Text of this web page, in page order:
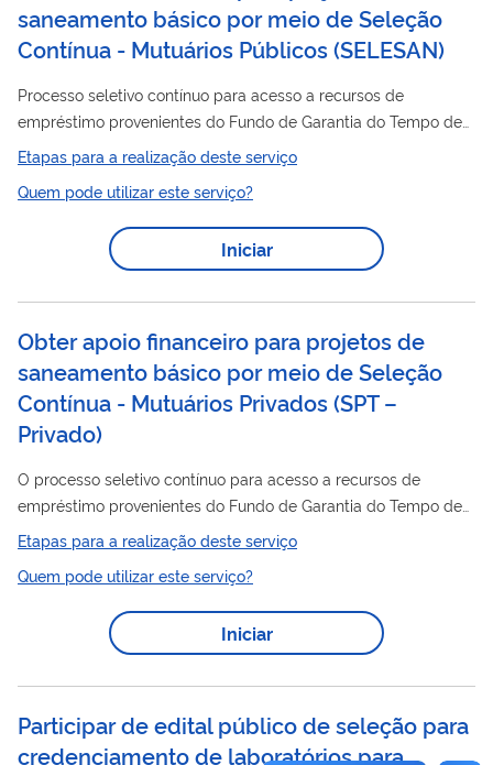
saneamento básico por meio de Seleção
Contínua - Mutuários Públicos(SELESAN)
Processo seletivo contínuo para acesso a recursos de
empréstimo provenientes do Fundo de Garantia do Tempo de
Serviço (FGTS), destinado a empreendimentos, planos ou
projetos em saneamento básico, regulamentado pela
Instrução Normativa nº 30/2022 e pela Instrução Normativa
MCidades nº 39/2012 . Mais informações disponíveis na página
do Ministério das Cidades .
Etapas para a realização deste serviço
Quem pode utilizar este serviço?
Iniciar
Obter apoio financeiro para projetos de
saneamento básico por meio de Seleção
Contínua - Mutuários Privados(SPT –
Privado)
O processo seletivo contínuo para acesso a recursos de
empréstimo provenientes do Fundo de Garantia do Tempo de
Serviço (FGTS), visa implementar ações em saneamento básico
no âmbito do Programa Saneamento para Todos,
regulamentado pelas instruções normativas Instrução
Normativa nº 9, de 21 de fevereiro de 2025 , Instrução
Normativa nº 10, de 21 de fevereiro de 2025 , Instrução
seleção e pela Instrução Normativa nº...
Etapas para a realização deste serviço
Quem pode utilizar este serviço?
Iniciar
Participar de edital público de seleção para
credenciamento de laboratórios para